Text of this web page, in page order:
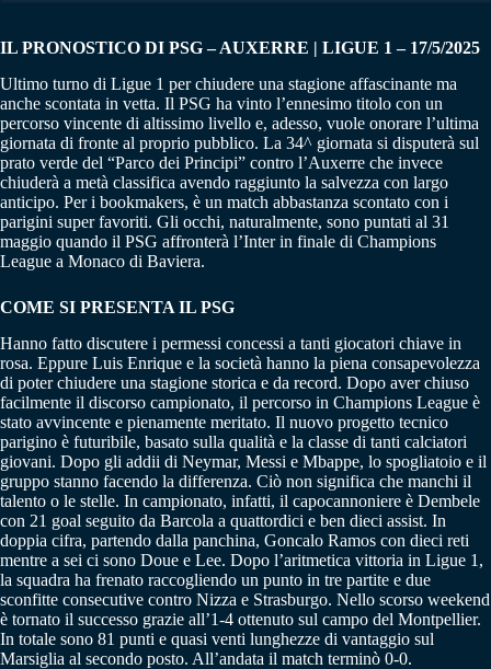
IL PRONOSTICO DI PSG – AUXERRE | LIGUE 1 – 17/5/2025
Ultimo turno di Ligue 1 per chiudere una stagione affascinante ma
anche scontata in vetta. Il PSG ha vinto l’ennesimo titolo con un
percorso vincente di altissimo livello e, adesso, vuole onorare l’ultima
giornata di fronte al proprio pubblico. La 34^ giornata si disputerà sul
prato verde del “Parco dei Principi” contro l’Auxerre che invece
chiuderà a metà classifica avendo raggiunto la salvezza con largo
anticipo. Per i bookmakers, è un match abbastanza scontato con i
parigini super favoriti. Gli occhi, naturalmente, sono puntati al 31
maggio quando il PSG affronterà l’Inter in finale di Champions
League a Monaco di Baviera.
COME SI PRESENTA IL PSG
Hanno fatto discutere i permessi concessi a tanti giocatori chiave in
rosa. Eppure Luis Enrique e la società hanno la piena consapevolezza
di poter chiudere una stagione storica e da record. Dopo aver chiuso
facilmente il discorso campionato, il percorso in Champions League è
stato avvincente e pienamente meritato. Il nuovo progetto tecnico
parigino è futuribile, basato sulla qualità e la classe di tanti calciatori
giovani. Dopo gli addii di Neymar, Messi e Mbappe, lo spogliatoio e il
gruppo stanno facendo la differenza. Ciò non significa che manchi il
talento o le stelle. In campionato, infatti, il capocannoniere è Dembele
con 21 goal seguito da Barcola a quattordici e ben dieci assist. In
doppia cifra, partendo dalla panchina, Goncalo Ramos con dieci reti
mentre a sei ci sono Doue e Lee. Dopo l’aritmetica vittoria in Ligue 1,
la squadra ha frenato raccogliendo un punto in tre partite e due
sconfitte consecutive contro Nizza e Strasburgo. Nello scorso weekend
è tornato il successo grazie all’1-4 ottenuto sul campo del Montpellier.
In totale sono 81 punti e quasi venti lunghezze di vantaggio sul
Marsiglia al secondo posto. All’andata il match terminò 0-0.